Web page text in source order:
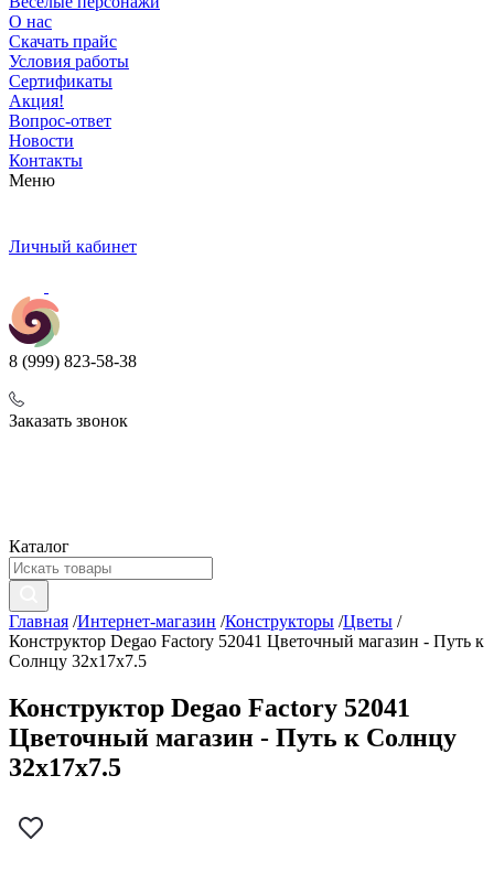
О нас
Скачать прайс
Условия работы
Сертификаты
Акция!
Вопрос-ответ
Новости
Контакты
Меню
Личный кабинет
8 (999) 823-58-38
Заказать звонок
Каталог
Главная /Интернет-магазин /Конструкторы /Цветы /
Конструктор Degao Factory 52041 Цветочный магазин - Путь к
Солнцу 32х17х7.5
Конструктор Degao Factory 52041
Цветочный магазин - Путь к Солнцу
32х17х7.5